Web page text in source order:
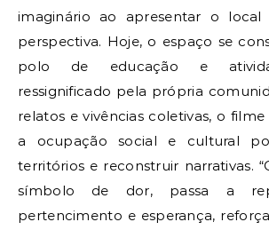
imaginário ao apresentar o
perspectiva. Hoje, o espaço se
polo de educação e
ressignificado pela própria
relatos e vivências coletivas, o
a ocupação social e cultural
territórios e reconstruir narrativas.
símbolo de dor, passa a
pertencimento e esperança,